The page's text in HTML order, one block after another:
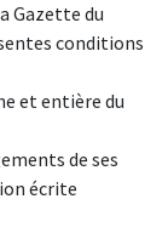
Gazette du
conditions
et entière du
de ses
écrite